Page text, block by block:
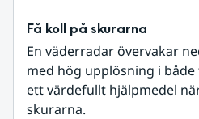
Få koll på skurarna
En väderradar övervakar
med hög upplösning i
ett värdefullt hjälpmedel
skurarna.